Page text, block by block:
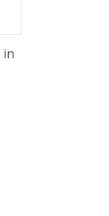
in